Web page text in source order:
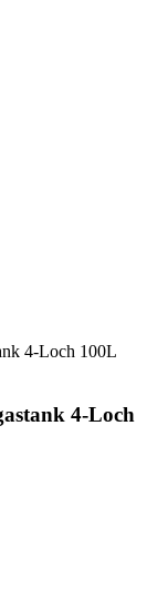
4-Loch 100L
4-Loch